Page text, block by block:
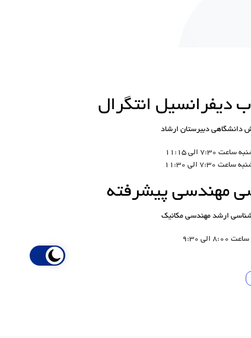
دیفرانسیل انتگرال
دانشگاهی دبیرستان ارشاد
7:30 الی 11:15
7:30 الی 11:30
مهندسی پیشرفته
ارشد مهندسی مکانیک
الی 9:30